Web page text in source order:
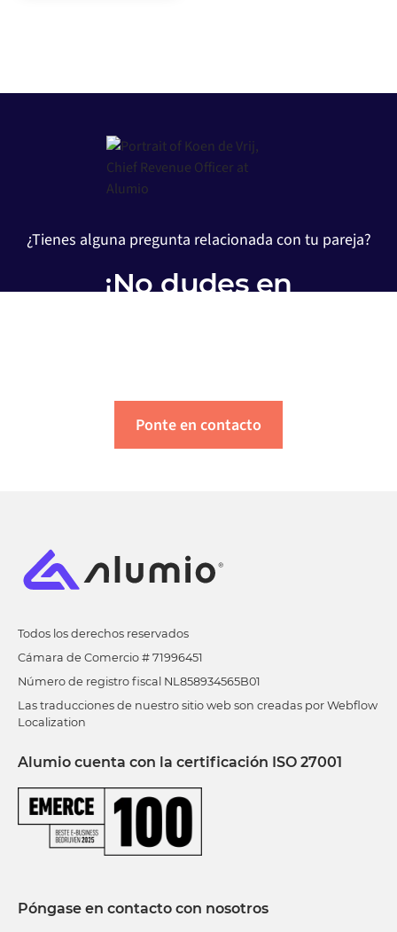
¿Tienes alguna pregunta relacionada con tu pareja?
¡No dudes en
Ponte en contacto
Todos los derechos reservados
Cámara de Comercio # 71996451
Número de registro fiscal NL858934565B01
Las traducciones de nuestro sitio web son creadas por Webflow
Localization
Alumio cuenta con la certificación ISO 27001
Póngase en contacto con nosotros